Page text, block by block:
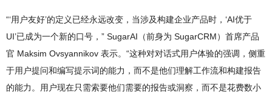
“‘用户友好’的定义已经永远改变，当涉及构建企业产品时，‘AI优于
UI’已成为一个新的口号，” SugarAI（前身为 SugarCRM）首席产品
官 Maksim Ovsyannikov 表示。“这种对对话式用户体验的强调，侧重
于用户提问和编写提示词的能力，而不是他们理解工作流和构建报告
的能力。用户现在只需索要他们需要的报告或洞察，而不是花费数小